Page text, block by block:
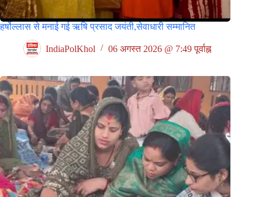
हर्षोल्लास से मनाई गई ऋषि प्रसाद जयंती,सेवाधारी सम्मानित
IndiaPolKhol 06 अगस्त 2026 @ 7:49 पूर्वाह्न